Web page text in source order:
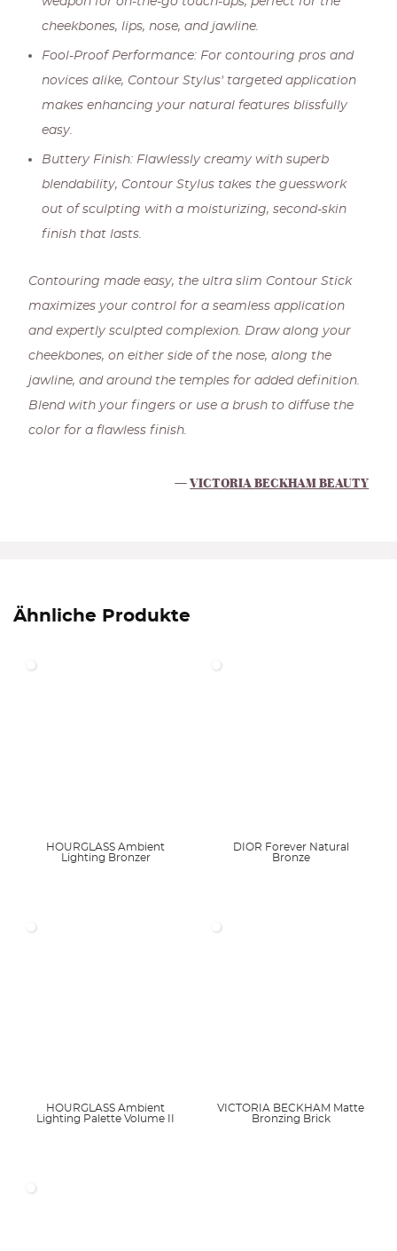
cheekbones, lips, nose, and jawline.
Fool-Proof Performance: For contouring pros and
novices alike, Contour Stylus' targeted application
makes enhancing your natural features blissfully
easy.
Buttery Finish: Flawlessly creamy with superb
blendability, Contour Stylus takes the guesswork
out of sculpting with a moisturizing, second-skin
finish that lasts.
Contouring made easy, the ultra slim Contour Stick
maximizes your control for a seamless application
and expertly sculpted complexion. Draw along your
cheekbones, on either side of the nose, along the
jawline, and around the temples for added definition.
Blend with your fingers or use a brush to diffuse the
color for a flawless finish.
VICTORIA BECKHAM BEAUTY
Ähnliche Produkte
HOURGLASS Ambient
Lighting Bronzer
DIOR Forever Natural
Bronze
HOURGLASS Ambient
Lighting Palette Volume II
VICTORIA BECKHAM Matte
Bronzing Brick